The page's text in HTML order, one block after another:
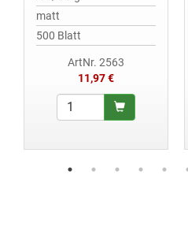
matt
500 Blatt
ArtNr. 2563
11,97 €